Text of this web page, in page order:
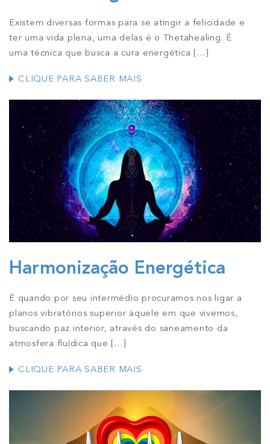
Existem diversas formas para se atingir a felicidade e
ter uma vida plena, uma delas é o Thetahealing. É
uma técnica que busca a cura energética […]
CLIQUE PARA SABER MAIS
Harmonização Energética
É quando por seu intermédio procuramos nos ligar a
planos vibratórios superior àquele em que vivemos,
buscando paz interior, através do saneamento da
atmosfera fluídica que […]
CLIQUE PARA SABER MAIS